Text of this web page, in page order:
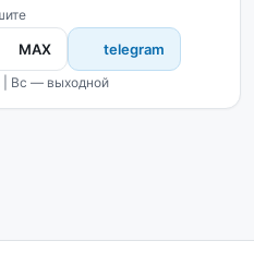
MAX telegram
| Вс — выходной